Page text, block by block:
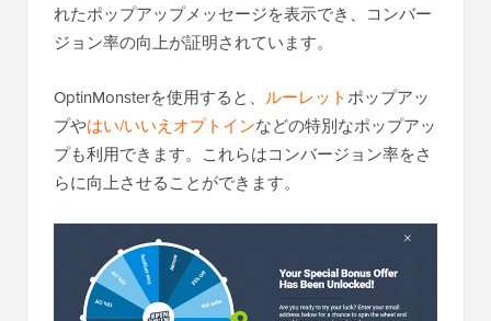
れたポップアップメッセージを表示でき、コンバー
ジョン率の向上が証明されています。
OptinMonsterを使用すると、 ルーレットポップアッ
プやはい/いいえオプトインなどの特別なポップアッ
プも利用できます。これらはコンバージョン率をさ
らに向上させることができます。